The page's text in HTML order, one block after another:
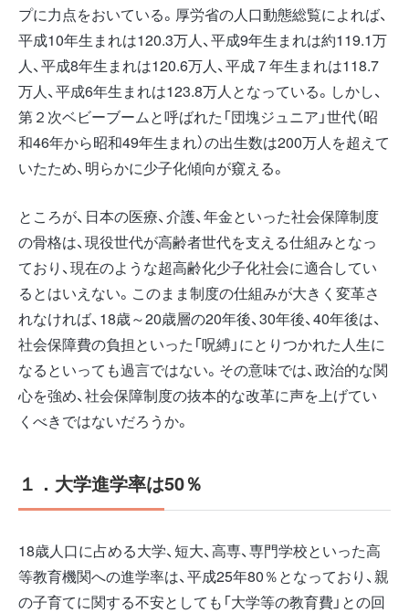
プに力点をおいている。厚労省の人口動態総覧によれば、
平成10年生まれは120.3万人、平成9年生まれは約119.1万
人、平成8年生まれは120.6万人、平成７年生まれは118.7
万人、平成6年生まれは123.8万人となっている。しかし、
第２次ベビーブームと呼ばれた「団塊ジュニア」世代（昭
和46年から昭和49年生まれ）の出生数は200万人を超えて
いたため、明らかに少子化傾向が窺える。
ところが、日本の医療、介護、年金といった社会保障制度
の骨格は、現役世代が高齢者世代を支える仕組みとなっ
ており、現在のような超高齢化少子化社会に適合してい
るとはいえない。このまま制度の仕組みが大きく変革さ
れなければ、18歳～20歳層の20年後、30年後、40年後は、
社会保障費の負担といった「呪縛」にとりつかれた人生に
なるといっても過言ではない。その意味では、政治的な関
心を強め、社会保障制度の抜本的な改革に声を上げてい
くべきではないだろうか。
１．大学進学率は50％
18歳人口に占める大学、短大、高専、専門学校といった高
等教育機関への進学率は、平成25年80％となっており、親
の子育てに関する不安としても「大学等の教育費」との回